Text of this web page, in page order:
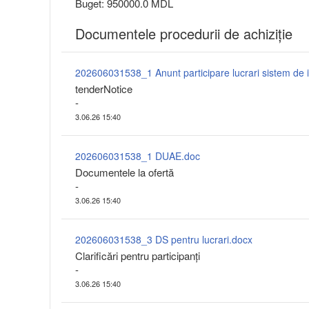
Buget: 950000.0 MDL
Documentele procedurii de achiziție
tenderNotice
-
3.06.26 15:40
202606031538_1 DUAE.doc
Documentele la ofertă
-
3.06.26 15:40
202606031538_3 DS pentru lucrari.docx
Clarificări pentru participanți
-
3.06.26 15:40